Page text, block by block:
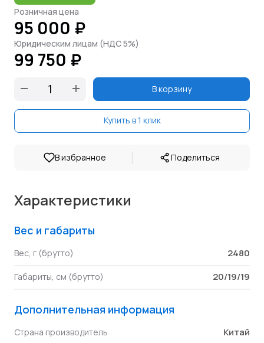
Розничная цена
95 000 ₽
Юридическим лицам (НДС 5%)
99 750 ₽
В корзину
Купить в 1 клик
В избранное | Поделиться
Характеристики
Вес и габариты
Вес, г (брутто) 2480
Габариты, см (брутто) 20/19/19
Дополнительная информация
Страна производитель Китай